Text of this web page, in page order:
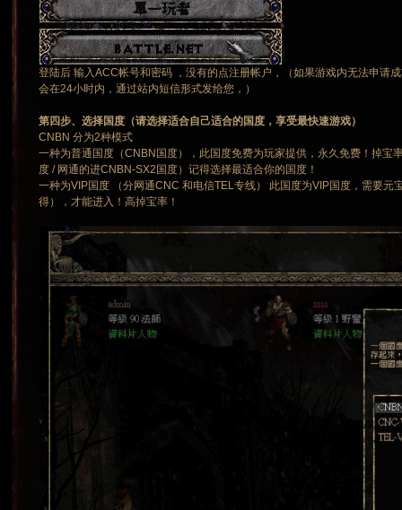
登陆后 输入ACC帐号和密码 ，没有的点注册帐户，（如果游戏内无法申请
会在24小时内，通过站内短信形式发给您，）
第四步、选择国度（请选择适合自己适合的国度，享受最快速游戏）
CNBN 分为2种模式
一种为普通国度（CNBN国度），此国度免费为玩家提供，永久免费！掉
度 / 网通的进CNBN-SX2国度）记得选择最适合你的国度！
一种为VIP国度 （分网通CNC 和电信TEL专线） 此国度为VIP国度，需要元
得），才能进入！高掉宝率！